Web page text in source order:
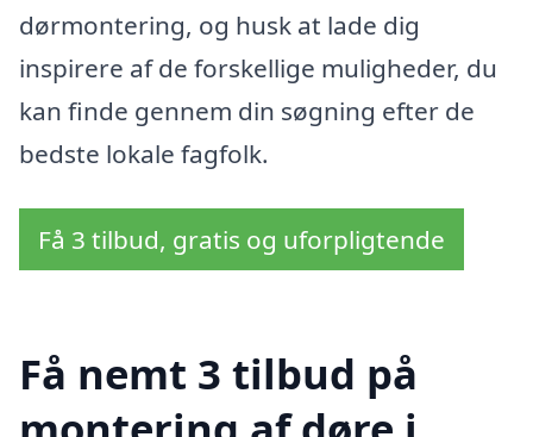
dørmontering, og husk at lade dig
inspirere af de forskellige muligheder, du
kan finde gennem din søgning efter de
bedste lokale fagfolk.
Få 3 tilbud, gratis og uforpligtende
Få nemt 3 tilbud på